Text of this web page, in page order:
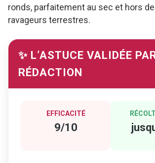
ronds, parfaitement au sec et hors
ravageurs terrestres.
✨ L’ASTUCE VALIDÉE
RÉDACTION
EFFICACITÉ
9/10